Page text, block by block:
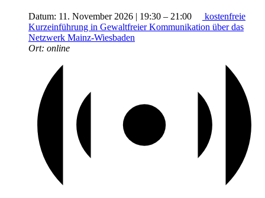
Datum: 11. November 2026 | 19:30 – 21:00
kostenfreie
Kurzeinführung in Gewaltfreier Kommunikation über das
Netzwerk Mainz-Wiesbaden
Ort: online